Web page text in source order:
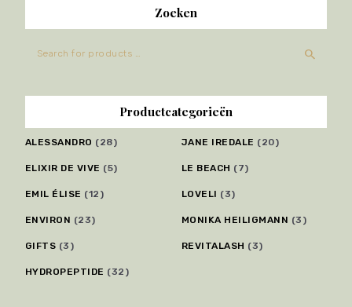
Zoeken
Productcategorieën
ALESSANDRO (28)
ELIXIR DE VIVE (5)
EMIL ÉLISE (12)
ENVIRON (23)
GIFTS (3)
HYDROPEPTIDE (32)
JANE IREDALE (20)
LE BEACH (7)
LOVELI (3)
MONIKA HEILIGMANN (3)
REVITALASH (3)